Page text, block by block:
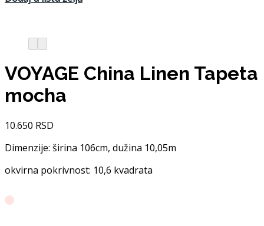
VOYAGE China Linen Tapeta
mocha
10.650 RSD
Dimenzije: širina 106cm, dužina 10,05m
okvirna pokrivnost: 10,6 kvadrata